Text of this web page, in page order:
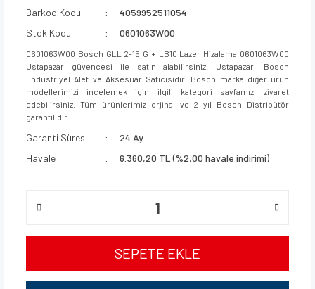
Barkod Kodu
4059952511054
Stok Kodu
0601063W00
0601063W00 Bosch GLL 2-15 G + LB10 Lazer Hizalama 0601063W00
Ustapazar güvencesi ile satın alabilirsiniz. Ustapazar, Bosch
Endüstriyel Alet ve Aksesuar Satıcısıdır. Bosch marka diğer ürün
modellerimizi incelemek için ilgili kategori sayfamızı ziyaret
edebilirsiniz. Tüm ürünlerimiz orjinal ve 2 yıl Bosch Distribütör
garantilidir.
Garanti Süresi
24 Ay
Havale
6.360,20 TL (%2,00 havale indirimi)
SEPETE EKLE